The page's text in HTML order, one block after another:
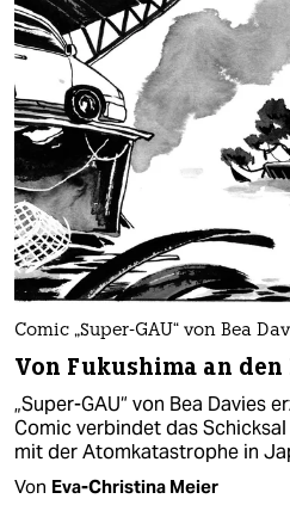
Comic „Super-GAU“ von Bea
Von Fukushima an
„Super-GAU“ von Bea Davies
Comic verbindet das
mit der Atomkatastrophe in
Von Eva-Christina Meier